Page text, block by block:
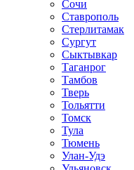
Сочи
Ставрополь
Стерлитамак
Сургут
Сыктывкар
Таганрог
Тамбов
Тверь
Тольятти
Томск
Тула
Тюмень
Улан-Удэ